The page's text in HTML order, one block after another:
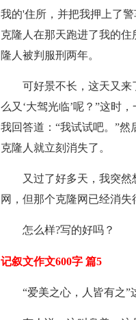
我的'住所，并把我押上了
克隆人在那天跑进了我的
隆人被判服刑两年。
可好景不长，这天又
么又‘大驾光临’呢？”这时
我回答道：“我试试吧。”然
克隆人就立刻消失了。
又过了好多天，我突
网，但那个克隆网已经消失
怎么样?写的好吗？
记叙文作文600字 篇5
“爱美之心，人皆有之”